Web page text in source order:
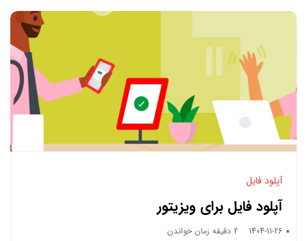
آپلود فایل
آپلود فایل برای ویزیتور
1404-11-26 2 دقیقه زمان خواندن